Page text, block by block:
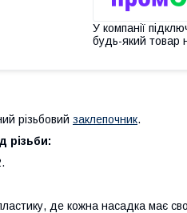
У компанії
будь-який товар
різьбовий заклепочник.
різьби:
де кожна насадка має